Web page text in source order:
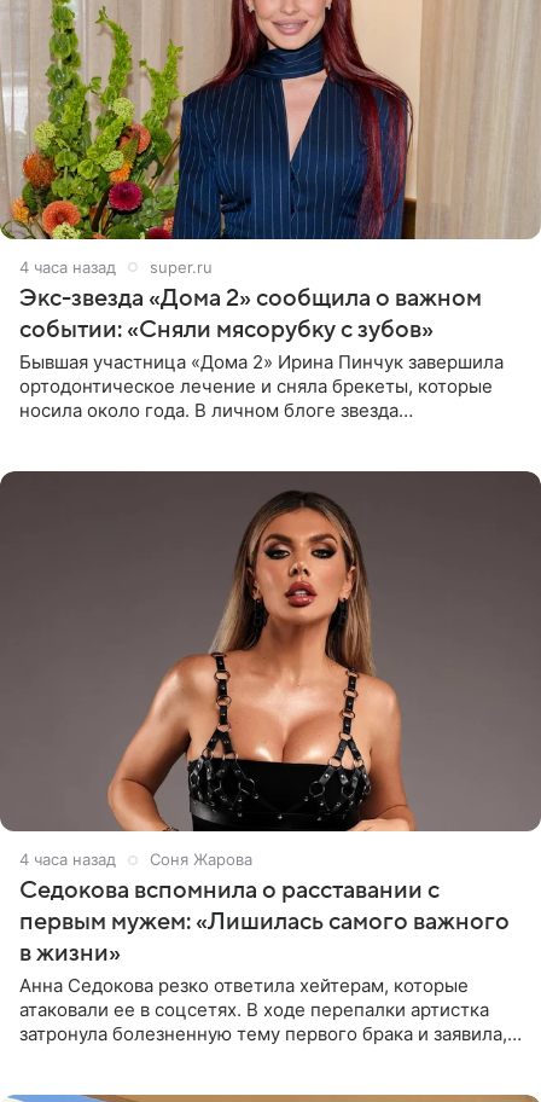
4 часа назад super.ru
Экс-звезда «Дома 2» сообщила о важном
событии: «Сняли мясорубку с зубов»
Бывшая участница «Дома 2» Ирина Пинчук завершила
ортодонтическое лечение и сняла брекеты, которые
носила около года. В личном блоге звезда
4 часа назад Соня Жарова
Седокова вспомнила о расставании с
первым мужем: «Лишилась самого важного
в жизни»
Анна Седокова резко ответила хейтерам, которые
атаковали ее в соцсетях. В ходе перепалки артистка
затронула болезненную тему первого брака и заявила,